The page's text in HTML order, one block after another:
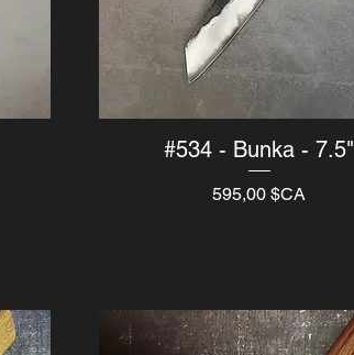
Aperçu rapide
#534 - Bunka - 7.5"
Prix
595,00 $CA